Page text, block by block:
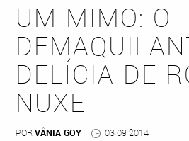
UM MIMO: O
DELÍCIA DE
NUXE
PORVÂNIA GOY 03 09 2014